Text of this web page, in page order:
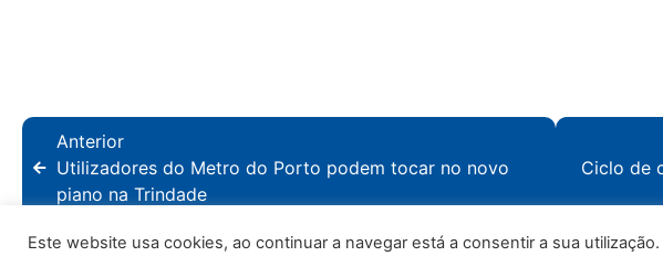
Anterior
Utilizadores do Metro do Porto podem tocar no novo
piano na Trindade
Ciclo de
Este website usa cookies, ao continuar a navegar está a consentir a sua